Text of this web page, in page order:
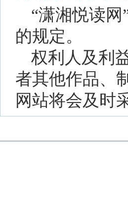
“潇湘悦读
的规定。
权利人及利
者其他作品、
网站将会及时